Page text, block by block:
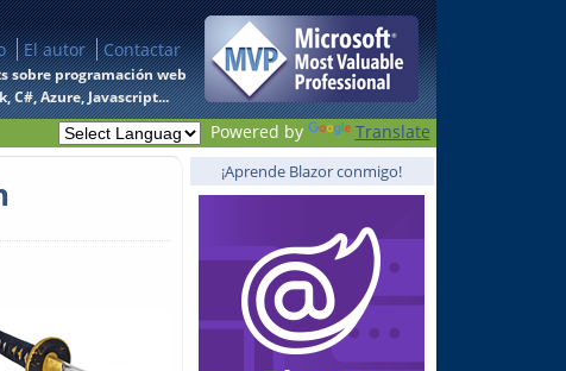
El autor Contactar
sobre programación web
C#, Azure, Javascript...
Powered by Translate
¡Aprende Blazor conmigo!